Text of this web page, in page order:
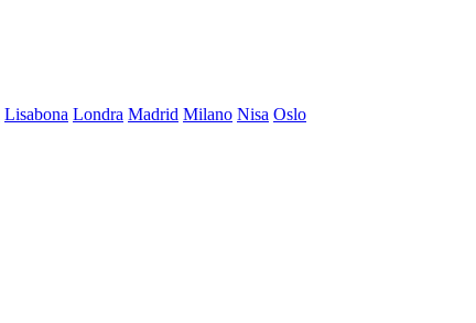
Lisabona Londra Madrid Milano Nisa Oslo